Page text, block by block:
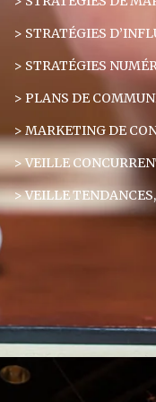
> STRATÉGIES
> STRATÉGIES
> PLANS DE
> MARKETING DE
> VEILLE
> VEILLE